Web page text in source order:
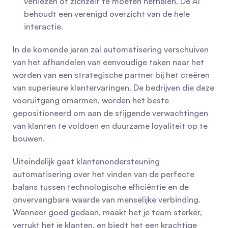
behoudt een verenigd overzicht van de hele
interactie.
In de komende jaren zal automatisering verschuiven
van het afhandelen van eenvoudige taken naar het
worden van een strategische partner bij het creëren
van superieure klantervaringen. De bedrijven die deze
vooruitgang omarmen, worden het beste
gepositioneerd om aan de stijgende verwachtingen
van klanten te voldoen en duurzame loyaliteit op te
bouwen.
Uiteindelijk gaat klantenondersteuning
automatisering over het vinden van de perfecte
balans tussen technologische efficiëntie en de
onvervangbare waarde van menselijke verbinding.
Wanneer goed gedaan, maakt het je team sterker,
verrukt het je klanten, en biedt het een krachtige